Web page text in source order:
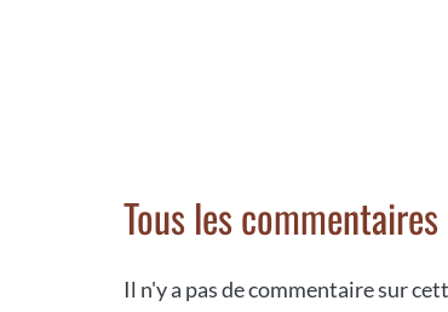
Tous les commentaires
Il n'y a pas de commentaire sur